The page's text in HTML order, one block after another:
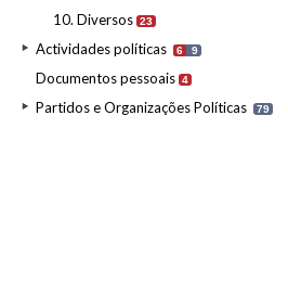
10. Diversos 23
Actividades políticas 6 9
Documentos pessoais 4
Partidos e Organizações Políticas 79